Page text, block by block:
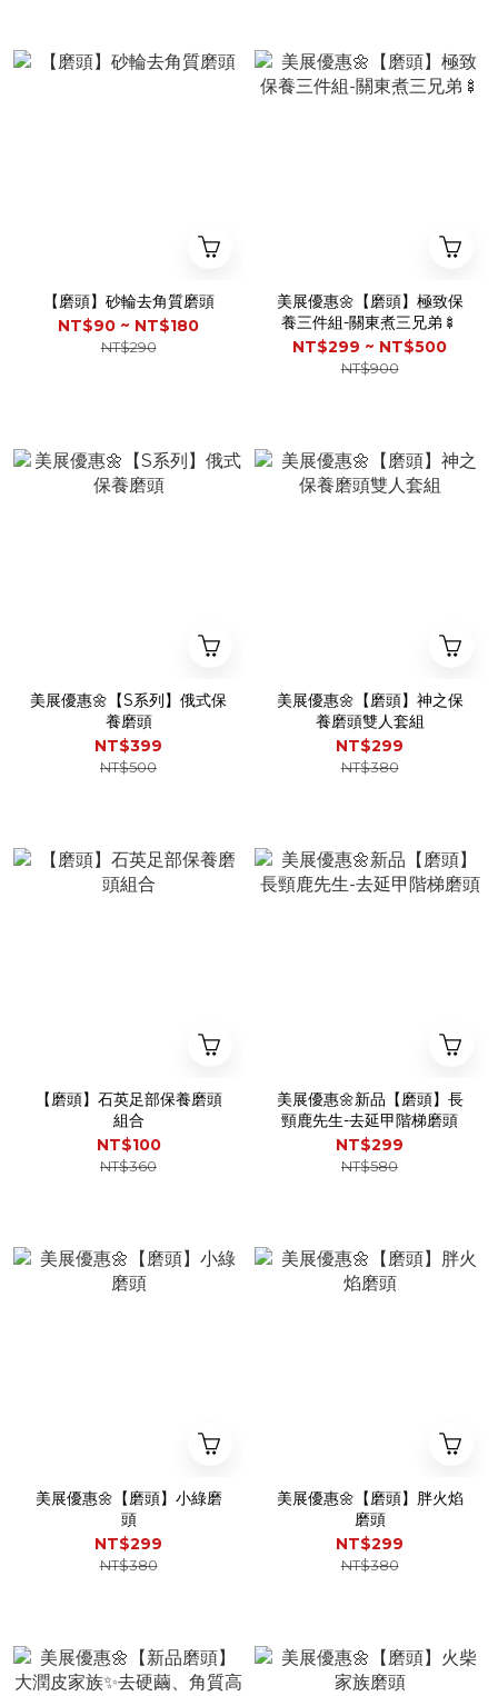
【磨頭】砂輪去角質磨頭
NT$90 ~ NT$180
NT$290
美展優惠🌼【磨頭】極致保
養三件組-關東煮三兄弟🍢
NT$299 ~ NT$500
NT$900
美展優惠🌼【S系列】俄式保
養磨頭
NT$399
NT$500
美展優惠🌼【磨頭】神之保
養磨頭雙人套組
NT$299
NT$380
【磨頭】石英足部保養磨頭
組合
NT$100
NT$360
美展優惠🌼新品【磨頭】長
頸鹿先生-去延甲階梯磨頭
NT$299
NT$580
美展優惠🌼【磨頭】小綠磨
頭
NT$299
NT$380
美展優惠🌼【磨頭】胖火焰
磨頭
NT$299
NT$380